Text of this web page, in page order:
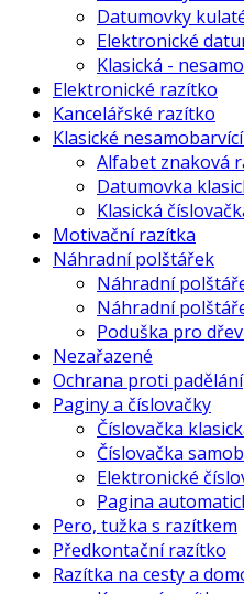
Datumovky
Elektronické
Klasická -
Elektronické razítko
Kancelářské razítko
Klasické
Alfabet znaková
Datumovka
Klasická
Motivační razítka
Náhradní polštářek
Náhradní
Náhradní
Poduška pro
Nezařazené
Ochrana proti padělání
Paginy a číslovačky
Číslovačka
Číslovačka
Elektronické
Pagina
Pero, tužka s razítkem
Předkontační razítko
Razítka na cesty a